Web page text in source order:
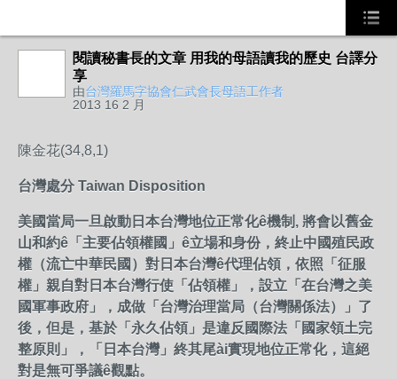
閱讀秘書長的文章 用我的母語讀我的歷史 台譯分
享
由台灣羅馬字協會仁武會長母語工作者
2013 16 2 月
陳金花(34,8,1)
台灣處分 Taiwan Disposition
美國當局一旦啟動日本台灣地位正常化ê機制 , 將會以舊金
山和約ê 「主要佔領權國」 ê立場和身份，終止中國殖民政
權（流亡中華民國）對日本台灣ê代理佔領，依照 「征服
權」親自對日本台灣行使「佔領權」，設立「在台灣之美
國軍事政府」，成做 「台灣治理當局（台灣關係法）」 了
後，但是，基於「永久佔領」是違反國際法「國家領土完
整原則」，「日本台灣」終其尾ài實現地位正常化，這絕
對是無可爭議ê觀點。